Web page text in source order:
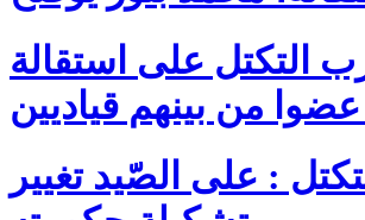
التكتل على استقالة
: على الصّيد تغيير